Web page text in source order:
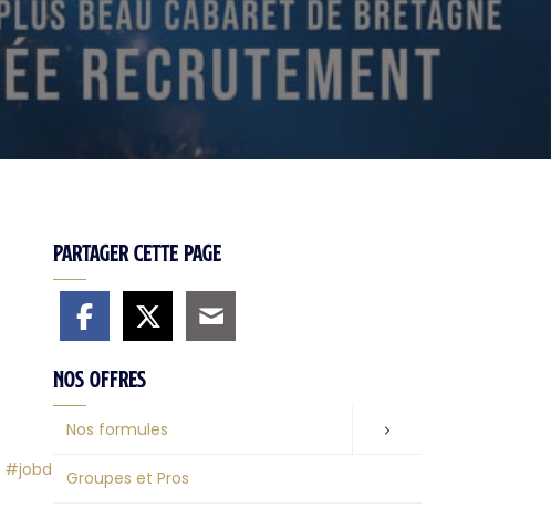
#jobd
Partager cette page
Nos offres
Nos formules
Groupes et Pros